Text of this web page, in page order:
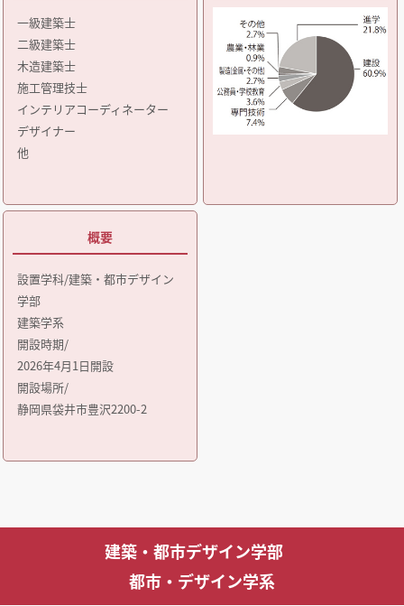
一級建築士
二級建築士
木造建築士
施工管理技士
インテリアコーディネーター
デザイナー
他
概要
設置学科/建築・都市デザイン
学部
建築学系
開設時期/
2026年4月1日開設
開設場所/
静岡県袋井市豊沢2200-2
建築・都市デザイン学部
都市・デザイン学系